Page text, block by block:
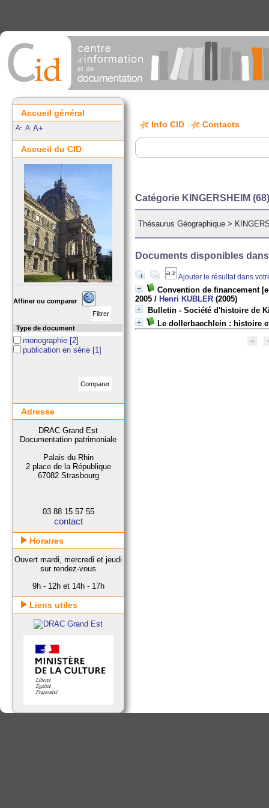
Info CID Contacts
Catégorie KINGERSHEIM
Thésaurus Géographique >
Documents disponibles
Ajouter le résultat dans
Convention de financement
2005 / Henri KUBLER (2005)
Bulletin - Société d'histoire de
Le dollerbaechlein : histoire
Accueil général
A- A A+
Accueil du CID
Affiner ou comparer
Type de document
monographie [2]
publication en série [1]
Adresse
DRAC Grand Est
Documentation patrimoniale
Palais du Rhin
2 place de la République
67082 Strasbourg
03 88 15 57 55
contact
Horaires
Ouvert mardi, mercredi et jeudi
sur rendez-vous
9h - 12h et 14h - 17h
Liens utiles